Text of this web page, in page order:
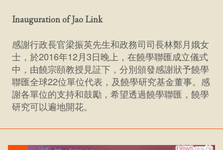
Inauguration of Jao Link ​
感謝行政長官梁振英先生和政務司司長林鄭月娥女
士，於2016年12月3日晚上，在饒學聯匯成立儀式
中，由饒宗頤教授見証下，分別頒發感謝狀予饒學
聯匯全球22位單位代表，及饒學研究基金董事。感
謝各單位的支持和鼓勵，希望透過饒學聯匯，饒學
研究可以遍地開花。